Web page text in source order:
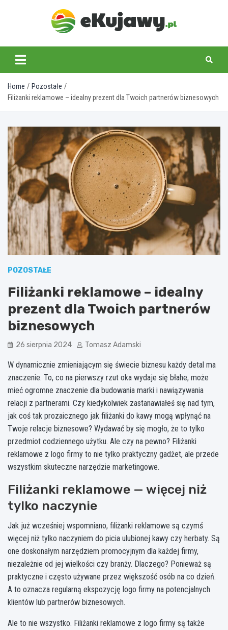
ekujawy.pl
Home
Pozostałe
Filiżanki reklamowe – idealny prezent dla Twoich partnerów biznesowych
POZOSTAŁE
Filiżanki reklamowe – idealny
prezent dla Twoich partnerów
biznesowych
26 sierpnia 2024 Tomasz Adamski
W dynamicznie zmieniającym się świecie biznesu każdy detal ma
znaczenie. To, co na pierwszy rzut oka wydaje się błahe, może
mieć ogromne znaczenie dla budowania marki i nawiązywania
relacji z partnerami. Czy kiedykolwiek zastanawiałeś się nad tym,
jak coś tak prozaicznego jak filiżanki do kawy mogą wpłynąć na
Twoje relacje biznesowe? Wydawać by się mogło, że to tylko
przedmiot codziennego użytku. Ale czy na pewno? Filiżanki
reklamowe z logo firmy to nie tylko praktyczny gadżet, ale przede
wszystkim skuteczne narzędzie marketingowe.
Filiżanki reklamowe — więcej niż
tylko naczynie
Jak już wcześniej wspomniano, filiżanki reklamowe są czymś
więcej niż tylko naczyniem do picia ulubionej kawy czy herbaty. Są
one doskonałym narzędziem promocyjnym dla każdej firmy,
niezależnie od jej wielkości czy branży. Dlaczego? Ponieważ są
praktyczne i często używane przez większość osób na co dzień.
A to oznacza regularną ekspozycję logo firmy na potencjalnych
klientów lub partnerów biznesowych.
Ale to nie wszystko. Filiżanki reklamowe z logo firmy są także